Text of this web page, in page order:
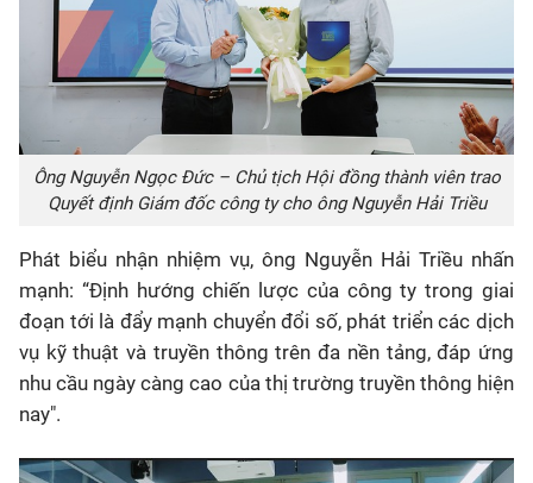
Ông Nguyễn Ngọc Đức – Chủ tịch Hội đồng thành viên trao
Quyết định Giám đốc công ty cho ông Nguyễn Hải Triều
Phát biểu nhận nhiệm vụ, ông Nguyễn Hải Triều nhấn
mạnh: “Định hướng chiến lược của công ty trong giai
đoạn tới là đẩy mạnh chuyển đổi số, phát triển các dịch
vụ kỹ thuật và truyền thông trên đa nền tảng, đáp ứng
nhu cầu ngày càng cao của thị trường truyền thông hiện
nay".